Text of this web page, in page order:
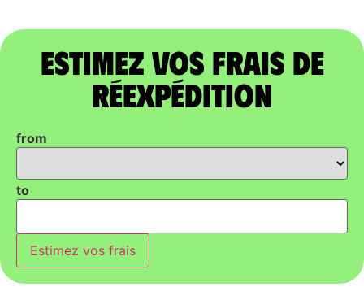
Estimez vos frais de
réexpédition
from
to
Estimez vos frais